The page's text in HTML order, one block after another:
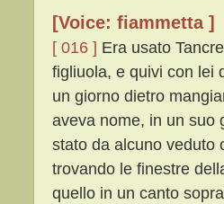
[Voice: fiammetta ]
[ 016 ] Era usato
figliuola, e quivi con lei
un giorno dietro
aveva nome, in un suo
stato da alcuno veduto
trovando le finestre
quello in un canto